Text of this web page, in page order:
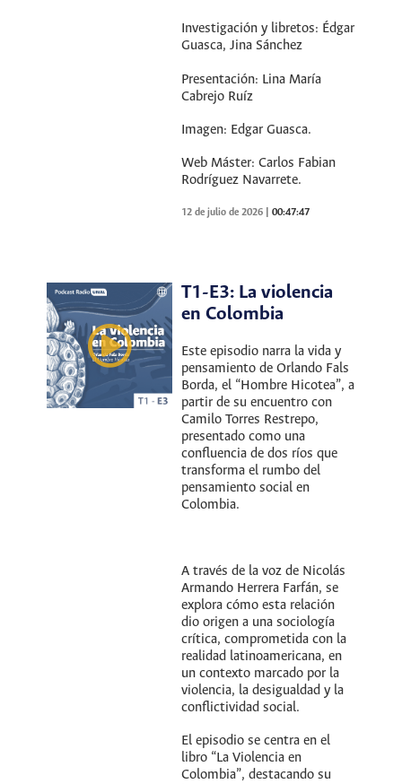
Investigación y libretos: Édgar
Guasca, Jina Sánchez
Presentación: Lina María
Cabrejo Ruíz
Imagen: Edgar Guasca.
Web Máster: Carlos Fabian
Rodríguez Navarrete.
12 de julio de 2026 |00:47:47
T1-E3: La violencia
en Colombia
Este episodio narra la vida y
pensamiento de Orlando Fals
Borda, el “Hombre Hicotea”, a
partir de su encuentro con
Camilo Torres Restrepo,
presentado como una
confluencia de dos ríos que
transforma el rumbo del
pensamiento social en
Colombia.
A través de la voz de Nicolás
Armando Herrera Farfán, se
explora cómo esta relación
dio origen a una sociología
crítica, comprometida con la
realidad latinoamericana, en
un contexto marcado por la
violencia, la desigualdad y la
conflictividad social.
El episodio se centra en el
libro “La Violencia en
Colombia”, destacando su